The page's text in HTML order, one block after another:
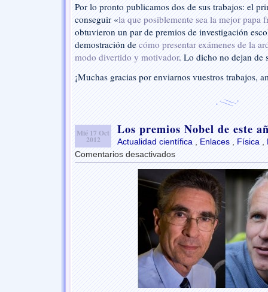
Por lo pronto publicamos dos de sus trabajos: el
conseguir «la que posiblemente sea la mejor papa
obtuvieron un par de premios de investigación
demostración de cómo presentar exámenes de la
modo divertido y motivador. Lo dicho no dejan de
¡Muchas gracias por enviarnos vuestros trabajos,
Mié 17 Oct
2012
Los premios Nobel de este
Actualidad científica , Enlaces , Física ,
Comentarios desactivadosen
Los
premios
Nobel
este
año